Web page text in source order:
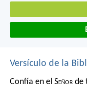
Versículo de la
Confía en el Señor de